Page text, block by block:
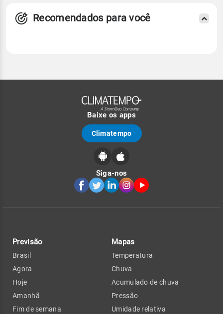
Recomendados para você
Baixe os apps
Climatempo
Siga-nos
Previsão
Brasil
Agora
Hoje
Amanhã
Fim de semana
Mapas
Temperatura
Chuva
Acumulado de chuva
Pressão
Umidade relativa